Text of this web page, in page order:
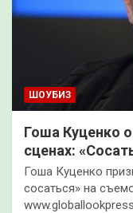
ШОУБИЗ
Гоша Куценко
сценах:
Гоша Куценко
сосаться» на